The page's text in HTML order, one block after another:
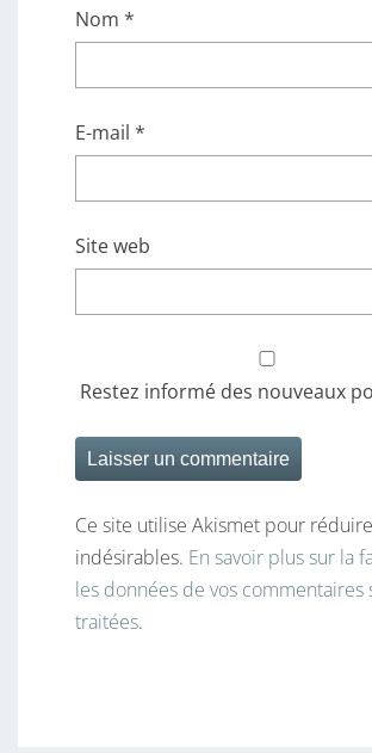
Nom *
E-mail *
Site web
Restez informé des nouveaux
Ce site utilise Akismet pour
indésirables. En savoir plus sur la
les données de vos commentaires
traitées.